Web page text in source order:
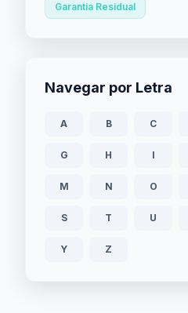
Garantia Residual
Navegar por Letra
A B C
G H I
M N O
S T U
Y Z